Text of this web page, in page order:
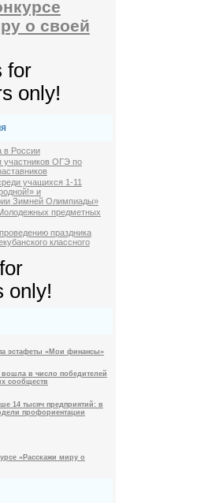
о своей
for
only!
в России
участников ОГЭ по
учащихся 1-11
и
Зимней Олимпиады»
предметных
праздника
классного
only!
эстафеты «Мои финансы»
в число победителей
сообществ
14 тысяч предприятий: в
профориентации
«Расскажи миру о